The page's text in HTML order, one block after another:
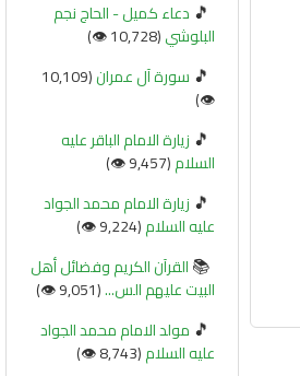
🎵 دعاء كميل - الحاج نجم
البلوشي(10,728 👁️)
🎵 سورة آل عمران (10,109
👁️)
🎵 زيارة الامام الباقر عليه
السلام(9,457 👁️)
🎵 زيارة الامام محمد الجواد
عليه السلام(9,224 👁️)
📚القرآن الكريم وفضائل أهل
البيت عليهم الس...(9,051 👁️)
🎵 مولد الامام محمد الجواد
عليه السلام(8,743 👁️)